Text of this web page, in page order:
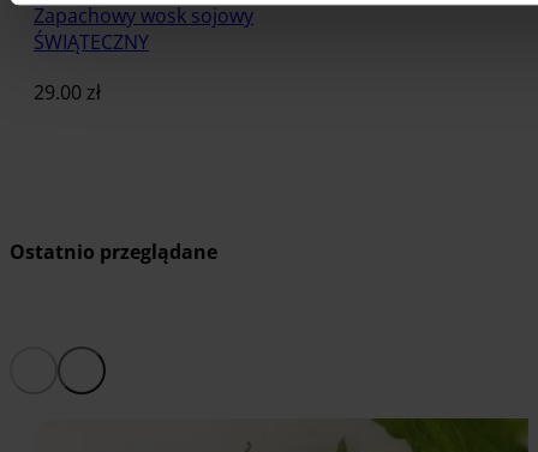
Zapachowy wosk sojowy
ŚWIĄTECZNY
29.00 zł
Ostatnio przeglądane